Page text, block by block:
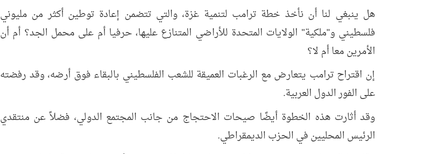
هل ينبغي لنا أن نأخذ خطة ترامب لتنمية غزة، والتي تتضمن إعادة توطين أكثر من مليوني
فلسطيني و"ملكية" الولايات المتحدة للأراضي المتنازع عليها، حرفيا أم على محمل الجد؟ أم أن
الأمرين معا أم لا؟
إن اقتراح ترامب يتعارض مع الرغبات العميقة للشعب الفلسطيني بالبقاء فوق أرضه، وقد رفضته
على الفور الدول العربية.
وقد أثارت هذه الخطوة أيضًا صيحات الاحتجاج من جانب المجتمع الدولي، فضلاً عن منتقدي
الرئيس المحليين في الحزب الديمقراطي.